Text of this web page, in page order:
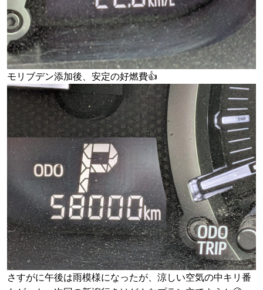
モリブデン添加後、安定の好燃費👍
さすがに午後は雨模様になったが、涼しい空気の中キリ番